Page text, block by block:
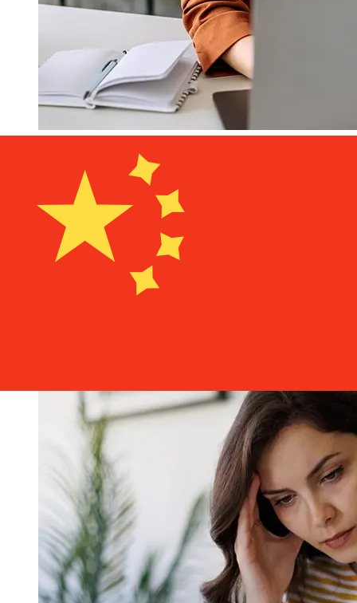
ABN AMRO EURCNYの移行はどれく
らい速いですか?
ユーロ加盟国年から中国までのABN AMRO国際送金の配達
時間は、支払い方法や取引時期によって異なります。通常、
国際銀行振込は1営業日から5営業日かかります。銀行の祝日
やセキュリティチェックなどの要因も配達に影響を与えるこ
とがあります。遅延を避けるために ABN AMRO Bank N.V